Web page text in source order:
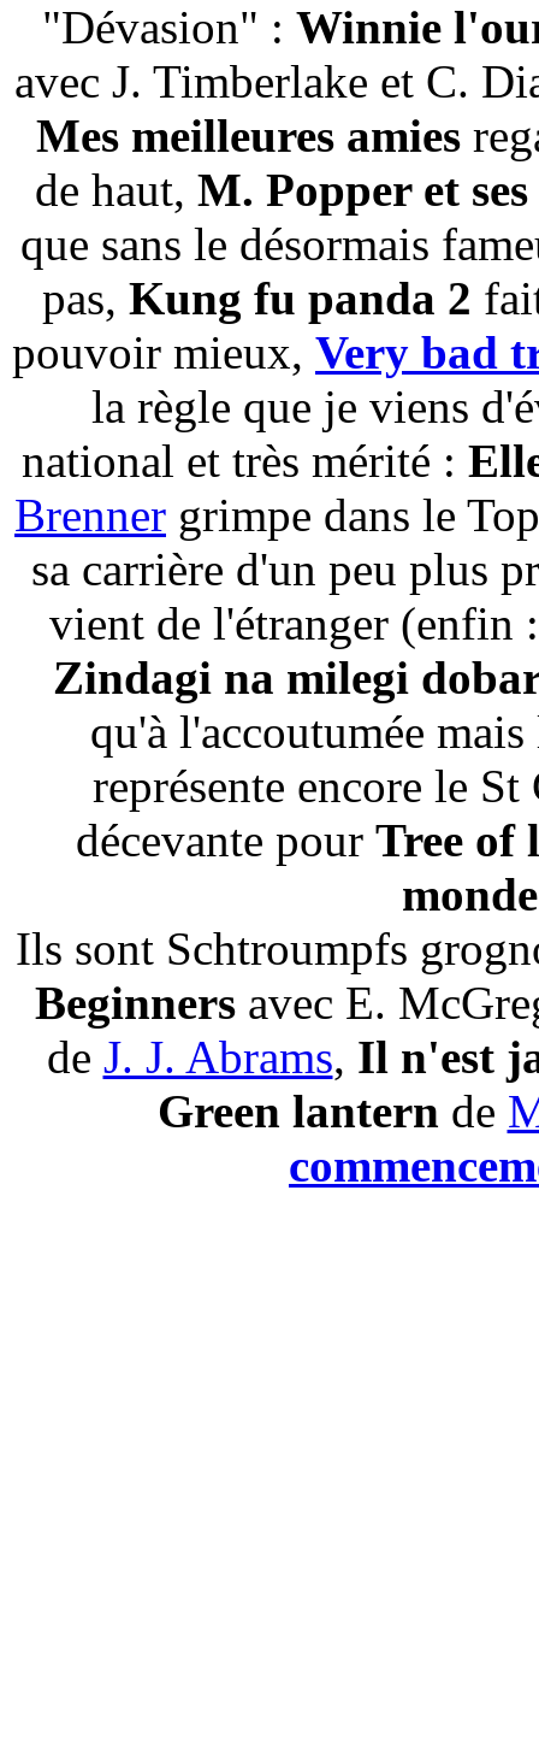
"Dévasion" : Winnie
avec J. Timberlake et C.
Mes meilleures amies
de haut, M. Popper et
que sans le désormais
pas, Kung fu panda 2
pouvoir mieux, Very bad
la règle que je viens
national et très mérité :
Brenner grimpe dans le
sa carrière d'un peu plus
vient de l'étranger (enfin
Zindagi na milegi
qu'à l'accoutumée
représente encore le
décevante pour Tree of
monde
Ils sont Schtroumpfs
Beginners avec E.
de J. J. Abrams, Il n'est
Green lantern de